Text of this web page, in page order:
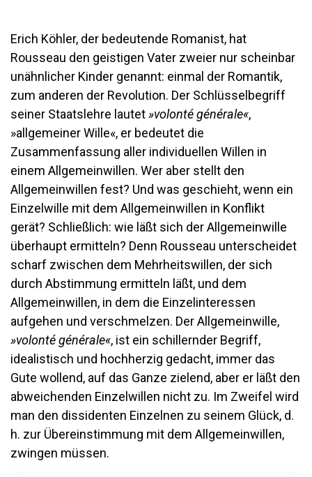
Erich Köhler, der bedeutende Romanist, hat
Rousseau den geistigen Vater zweier nur scheinbar
unähnlicher Kinder genannt: einmal der Romantik,
zum anderen der Revolution. Der Schlüsselbegriff
seiner Staatslehre lautet»volonté générale«,
»allgemeiner Wille«, er bedeutet die
Zusammenfassung aller individuellen Willen in
einem Allgemeinwillen. Wer aber stellt den
Allgemeinwillen fest? Und was geschieht, wenn ein
Einzelwille mit dem Allgemeinwillen in Konflikt
gerät? Schließlich: wie läßt sich der Allgemeinwille
überhaupt ermitteln? Denn Rousseau unterscheidet
scharf zwischen dem Mehrheitswillen, der sich
durch Abstimmung ermitteln läßt, und dem
Allgemeinwillen, in dem die Einzelinteressen
aufgehen und verschmelzen. Der Allgemeinwille,
»volonté générale«, ist ein schillernder Begriff,
idealistisch und hochherzig gedacht, immer das
Gute wollend, auf das Ganze zielend, aber er läßt den
abweichenden Einzelwillen nicht zu. Im Zweifel wird
man den dissidenten Einzelnen zu seinem Glück, d.
h. zur Übereinstimmung mit dem Allgemeinwillen,
zwingen müssen.